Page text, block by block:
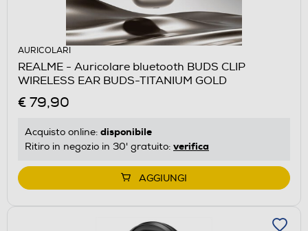
AURICOLARI
REALME - Auricolare bluetooth BUDS CLIP
WIRELESS EAR BUDS-TITANIUM GOLD
€ 79,90
Acquisto online: disponibile
Ritiro in negozio in 30' gratuito: verifica
AGGIUNGI